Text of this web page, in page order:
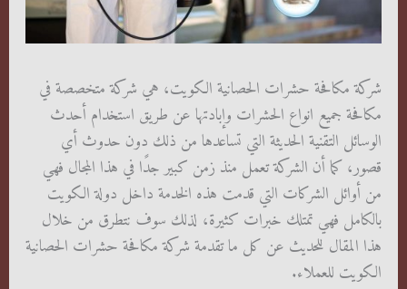
شركة مكافحة حشرات الحصانية الكويت، هي شركة متخصصة في
مكافحة جميع انواع الحشرات وإبادتها عن طريق استخدام أحدث
الوسائل التقنية الحديثة التي تساعدها من ذلك دون حدوث أي
قصور، كما أن الشركة تعمل منذ زمن كبير جدًا في هذا المجال فهي
من أوائل الشركات التي قدمت هذه الخدمة داخل دولة الكويت
بالكامل فهي تمتلك خبرات كثيرة، لذلك سوف نتطرق من خلال
هذا المقال للحديث عن كل ما تقدمة شركة مكافحة حشرات الحصانية
الكويت للعملاء.